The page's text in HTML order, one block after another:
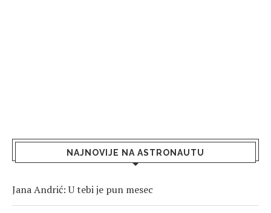
NAJNOVIJE NA ASTRONAUTU
Jana Andrić: U tebi je pun mesec